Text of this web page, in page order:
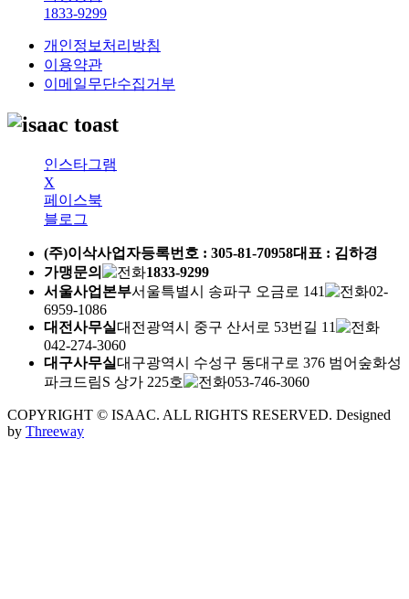
1833-9299
개인정보처리방침
이용약관
이메일무단수집거부
인스타그램
X
페이스북
블로그
(주)이삭사업자등록번호 : 305-81-70958대표 : 김하경
가맹문의
1833-9299
서울사업본부서울특별시 송파구 오금로 141
02-
6959-1086
대전사무실대전광역시 중구 산서로 53번길 11
042-274-3060
대구사무실대구광역시 수성구 동대구로 376 범어숲화성
파크드림S 상가 225호
053-746-3060
COPYRIGHT © ISAAC. ALL RIGHTS RESERVED. Designed
by Threeway